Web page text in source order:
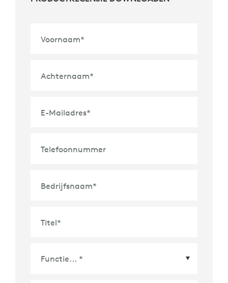
Voornaam*
Achternaam*
E-Mailadres*
Telefoonnummer
Bedrijfsnaam*
Titel*